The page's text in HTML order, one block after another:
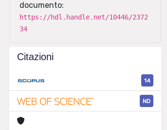
documento:
https://hdl.handle.net/10446/2372
34
Citazioni
14
ND